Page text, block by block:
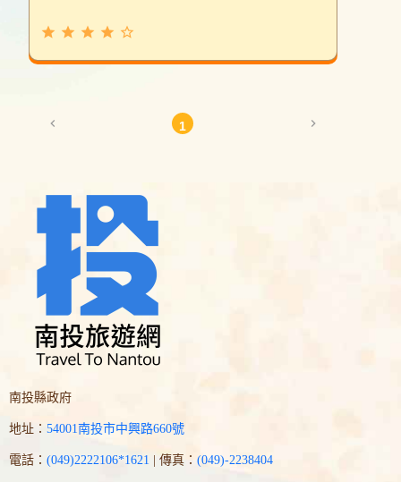
grade grade grade grade star_border
chevron_left 1 chevron_right
南投縣政府
地址： 54001南投市中興路660號
電話： (049)2222106*1621 | 傳真： (049)-2238404